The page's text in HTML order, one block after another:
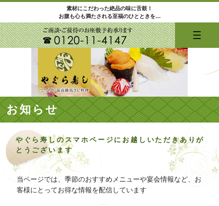
素材にこだわった絶品の味に舌鼓！
お腹も心も満たされる至福のひとときを…
お知らせ
やぐら寿しのスマホページにお越しいただきありが
とうございます
当ページでは、季節のおすすめメニューや宴会情報など、お
客様にとってお得な情報を配信しています